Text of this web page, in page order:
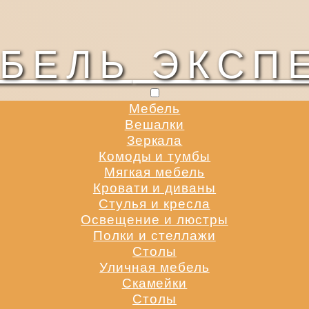
Мебель
Вешалки
Зеркала
Комоды и тумбы
Мягкая мебель
Кровати и диваны
Стулья и кресла
Освещение и люстры
Полки и стеллажи
Столы
Уличная мебель
Скамейки
Столы